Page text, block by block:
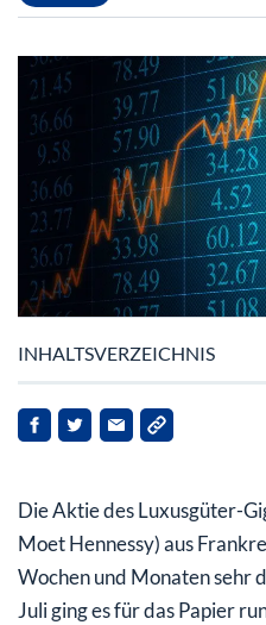
INHALTSVERZEICHNIS
Die Geschäfte bei LVMH
Konsumzurückhaltung ist
Die Aktie des Luxusgüter-
Moet Hennessy) aus
Wochen und Monaten sehr
Juli ging es für das Papier